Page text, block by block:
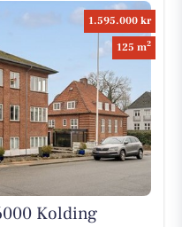
1.595.000 kr
125 m2
Kolding